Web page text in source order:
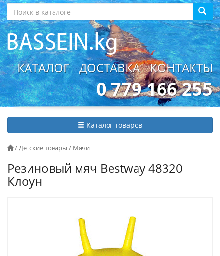
КАТАЛОГ ДОСТАВКА КОНТАКТЫ
0 779 166 255
Каталог товаров
/Детские товары / Мячи
Резиновый мяч Bestway 48320
Клоун